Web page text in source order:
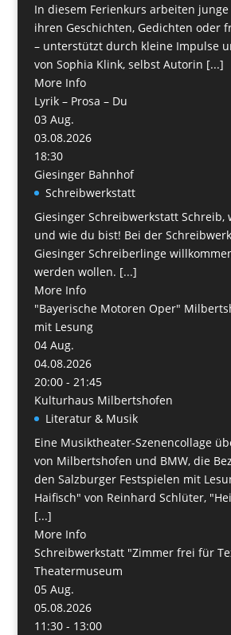
In diesem Ferienkurs arbeiten
ihren Geschichten, Gedichten oder
– unterstützt durch kleine Impulse
von Sophia Klink, selbst Autorin [...]
More Info
Lyrik – Prosa – Du
03 Aug.
03.08.2026
18:30
Giesinger Bahnhof
Schreibwerkstatt
Giesinger Schreibwerkstatt Schreib,
und wie du bist! Bei der
Giesinger Schreiberlinge
werden wollen. [...]
More Info
"Bayerische Motoren Oper"
mit Lesung
04 Aug.
04.08.2026
20:00 - 21:45
Kulturhaus Milbertshofen
Literatur & Musik
Eine Musiktheater-Szenencollage
von Milbertshofen und BMW, die
den Salzburger Festspielen mit
Haifisch" von Reinhard Schlüter,
[...]
More Info
Schreibwerkstatt "Zimmer frei für
Theatermuseum
05 Aug.
05.08.2026
11:30 - 13:00